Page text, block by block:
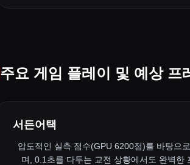
주요 게임 플레이 및 예상 프
서든어택
압도적인 실측 점수(GPU 6200점)를 바탕으
며, 0.1초를 다투는 교전 상황에서도 완벽한